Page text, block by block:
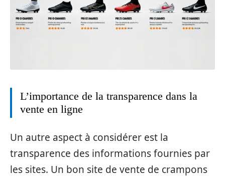
L’importance de la transparence dans la
vente en ligne
Un autre aspect à considérer est la
transparence des informations fournies par
les sites. Un bon site de vente de crampons